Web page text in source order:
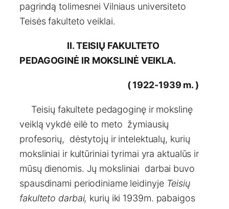
pagrindą tolimesnei Vilniaus universiteto
Teisės fakulteto veiklai.
II. TEISIŲ FAKULTETO
PEDAGOGINĖ IR MOKSLINĖ VEIKLA.
( 1922-1939 m. )
Teisių fakultete pedagoginę ir mokslinę
veiklą vykdė eilė to meto žymiausių
profesorių, dėstytojų ir intelektualų, kurių
moksliniai ir kultūriniai tyrimai yra aktualūs ir
mūsų dienomis. Jų moksliniai darbai buvo
spausdinami periodiniame leidinyje Teisių
fakulteto darbai, kurių iki 1939m. pabaigos